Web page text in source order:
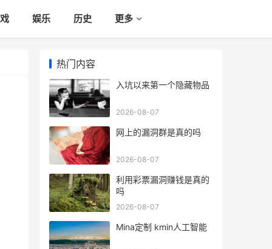
娱乐 历史 更多
热门内容
入坑以来第一个隐藏物品
2026-08-07
网上的漏洞群是真的吗
2026-08-07
利用彩票漏洞赚钱是真的
吗
2026-08-07
Mina定制 kmin人工智能